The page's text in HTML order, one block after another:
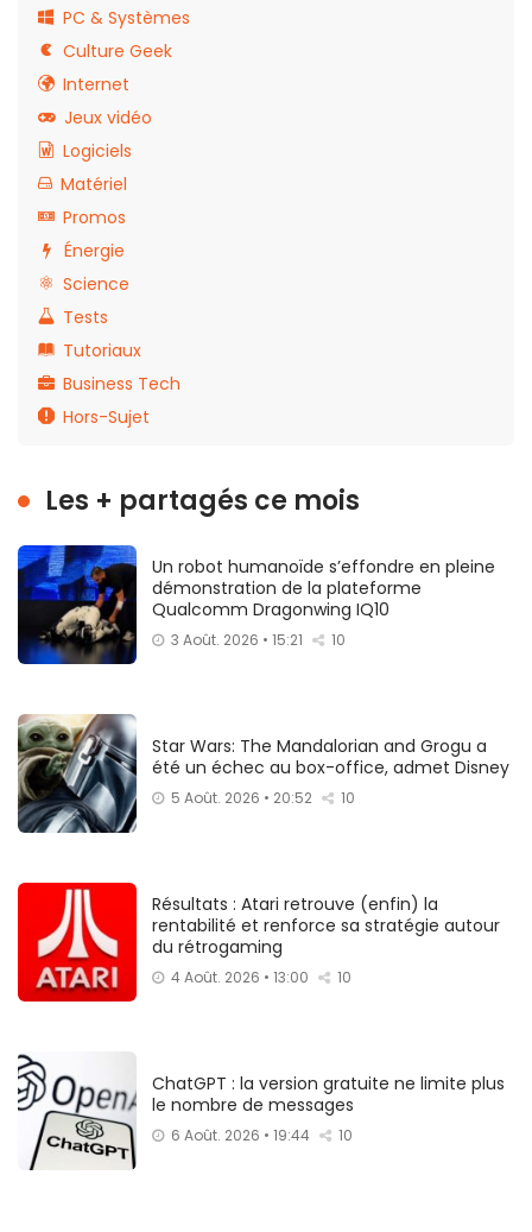
PC & Systèmes
Culture Geek
Internet
Jeux vidéo
Logiciels
Matériel
Promos
Énergie
Science
Tests
Tutoriaux
Business Tech
Hors-Sujet
Les + partagés ce mois
Un robot humanoïde s’effondre en pleine
démonstration de la plateforme
Qualcomm Dragonwing IQ10
3 Août. 2026 • 15:21 10
Star Wars: The Mandalorian and Grogu a
été un échec au box-office, admet Disney
5 Août. 2026 • 20:52 10
Résultats : Atari retrouve (enfin) la
rentabilité et renforce sa stratégie autour
du rétrogaming
4 Août. 2026 • 13:00 10
ChatGPT : la version gratuite ne limite plus
le nombre de messages
6 Août. 2026 • 19:44 10